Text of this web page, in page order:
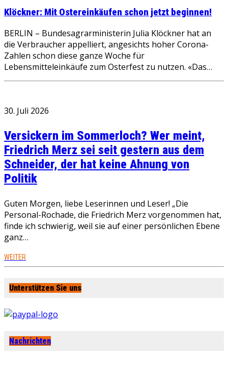
Klöckner: Mit Ostereinkäufen schon jetzt beginnen!
BERLIN – Bundesagrarministerin Julia Klöckner hat an
die Verbraucher appelliert, angesichts hoher Corona-
Zahlen schon diese ganze Woche für
Lebensmitteleinkäufe zum Osterfest zu nutzen. «Das…
30. Juli 2026
Versickern im Sommerloch? Wer meint,
Friedrich Merz sei seit gestern aus dem
Schneider, der hat keine Ahnung von
Politik
Guten Morgen, liebe Leserinnen und Leser! „Die
Personal-Rochade, die Friedrich Merz vorgenommen hat,
finde ich schwierig, weil sie auf einer persönlichen Ebene
ganz…
WEITER
Unterstützen Sie uns
Nachrichten